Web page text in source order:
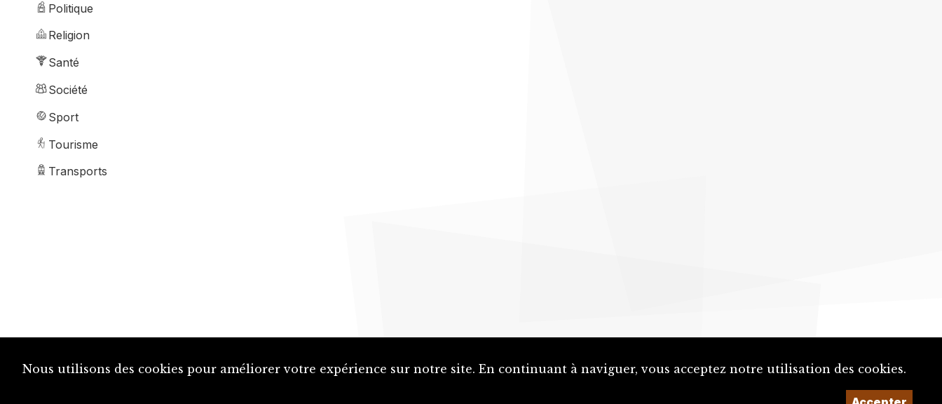
Politique
Religion
Santé
Société
Sport
Tourisme
Transports
Nous utilisons des cookies pour améliorer votre expérience sur notre site. En continuant à naviguer, vous acceptez notre utilisation des cookies.